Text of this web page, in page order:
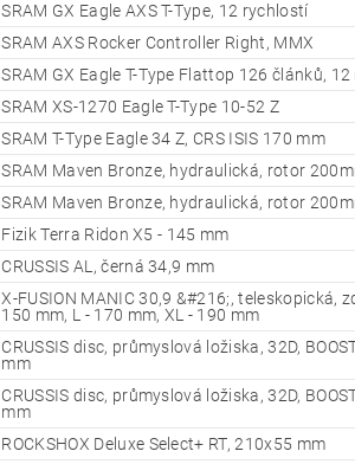
SRAM GX Eagle AXS T-Type, 12 rychlostí
SRAM AXS Rocker Controller Right, MMX
SRAM GX Eagle T-Type Flattop 126 článků,
SRAM XS-1270 Eagle T-Type 10-52 Z
SRAM T-Type Eagle 34 Z, CRS ISIS 170 mm
SRAM Maven Bronze, hydraulická, rotor
SRAM Maven Bronze, hydraulická, rotor
Fizik Terra Ridon X5 - 145 mm
CRUSSIS AL, černá 34,9 mm
X-FUSION MANIC 30,9 &#216;, teleskopická,
150 mm, L - 170 mm, XL - 190 mm
CRUSSIS disc, průmyslová ložiska, 32D,
mm
CRUSSIS disc, průmyslová ložiska, 32D,
mm
ROCKSHOX Deluxe Select+ RT, 210x55 mm